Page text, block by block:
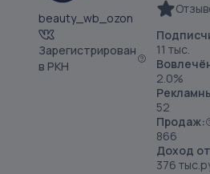
beauty_wb_ozon
Зарегистрирован
в РКН
11 тыс.
2.0%
52
Продаж:
866
Доход
376